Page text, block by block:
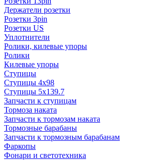
Держатели розетки
Розетки 3pin
Розетки US
Уплотнители
Ролики, килевые упоры
Ролики
Килевые упоры
Ступицы
Ступицы 4x98
Ступицы 5x139.7
Запчасти к ступицам
Тормоза наката
Запчасти к тормозам наката
Тормозные барабаны
Запчасти к тормозным барабанам
Фаркопы
Фонари и светотехника